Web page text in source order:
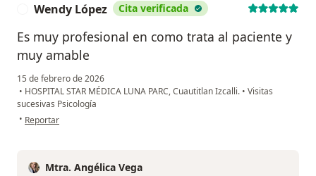
Wendy López Cita verificada
Es muy profesional en como trata al paciente y
muy amable
15 de febrero de 2026
• HOSPITAL STAR MÉDICA LUNA PARC, Cuautitlan Izcalli. • Visitas
sucesivas Psicología
• en opinión del usuario Wendy López
Reportar
Mtra. Angélica Vega